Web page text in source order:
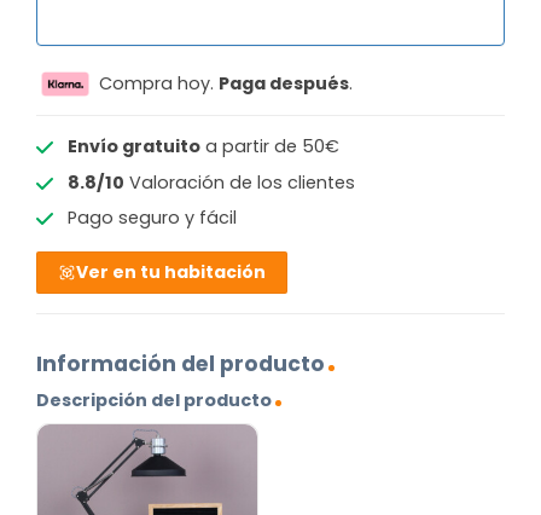
Compra hoy. Paga después.
Envío gratuitoa partir de 50€
8.8/10 Valoración de los clientes
Pago seguro y fácil
Ver en tu habitación
Información del producto
Descripción del producto